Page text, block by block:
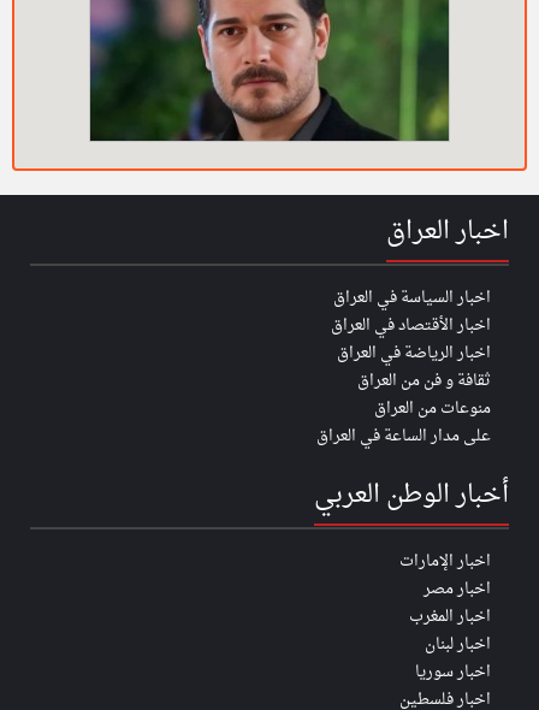
اخبار العراق
اخبار السياسة في العراق
اخبار الأقتصاد في العراق
اخبار الرياضة في العراق
ثقافة و فن من العراق
منوعات من العراق
على مدار الساعة في العراق
أخبار الوطن العربي
اخبار الإمارات
اخبار مصر
اخبار المغرب
اخبار لبنان
اخبار سوريا
اخبار فلسطين